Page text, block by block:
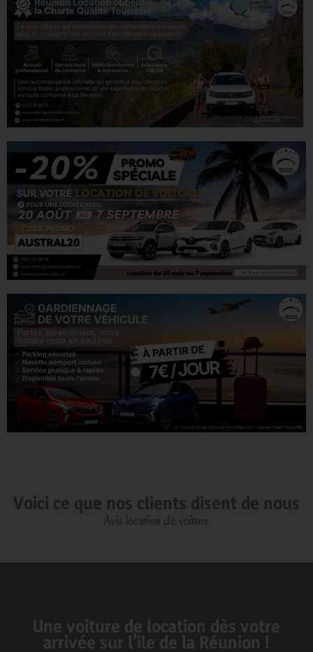
Voici ce que nos clients disent de nous
Avis location de voiture
Une voiture de location dès votre
arrivée sur l’île de la Réunion !